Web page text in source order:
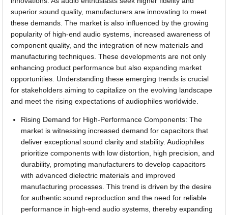
superior sound quality, manufacturers are innovating to meet
these demands. The market is also influenced by the growing
popularity of high-end audio systems, increased awareness of
component quality, and the integration of new materials and
manufacturing techniques. These developments are not only
enhancing product performance but also expanding market
opportunities. Understanding these emerging trends is crucial
for stakeholders aiming to capitalize on the evolving landscape
and meet the rising expectations of audiophiles worldwide.
Rising Demand for High-Performance Components: The
market is witnessing increased demand for capacitors that
deliver exceptional sound clarity and stability. Audiophiles
prioritize components with low distortion, high precision, and
durability, prompting manufacturers to develop capacitors
with advanced dielectric materials and improved
manufacturing processes. This trend is driven by the desire
for authentic sound reproduction and the need for reliable
performance in high-end audio systems, thereby expanding